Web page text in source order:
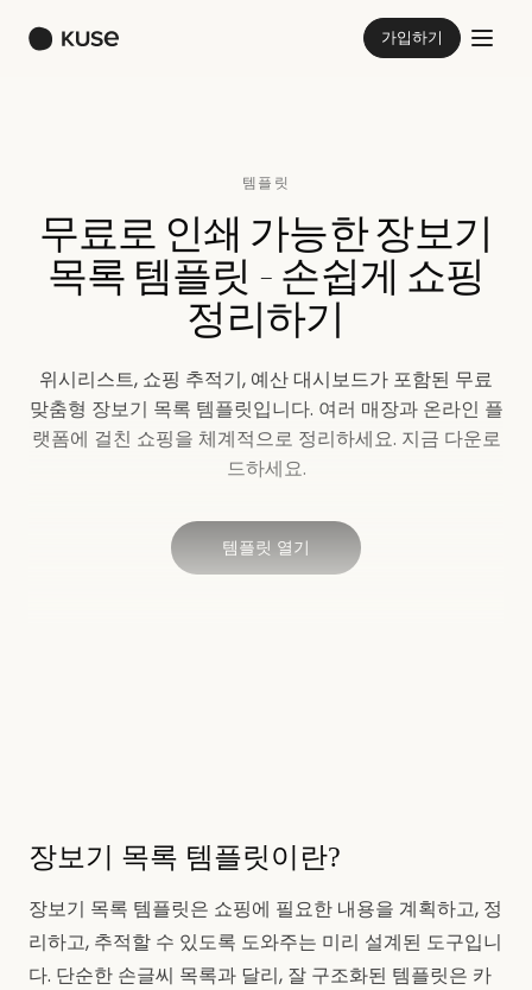
가입하기
템플릿
무료로 인쇄 가능한 장보기
목록 템플릿 - 손쉽게 쇼핑
정리하기
위시리스트, 쇼핑 추적기, 예산 대시보드가 포함된 무료
맞춤형 장보기 목록 템플릿입니다. 여러 매장과 온라인 플
랫폼에 걸친 쇼핑을 체계적으로 정리하세요. 지금 다운로
드하세요.
템플릿 열기
장보기 목록 템플릿이란?
장보기 목록 템플릿은 쇼핑에 필요한 내용을 계획하고, 정
리하고, 추적할 수 있도록 도와주는 미리 설계된 도구입니
다. 단순한 손글씨 목록과 달리, 잘 구조화된 템플릿은 카